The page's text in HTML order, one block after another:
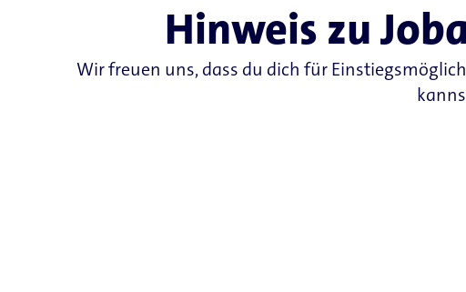
Hinweis zu
Wir freuen uns, dass du dich für